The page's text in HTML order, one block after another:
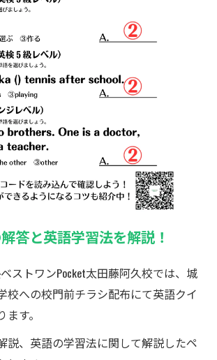
答と英語学習法を解説！
ベストワンPocket太田藤阿久校では、城
校への校門前チラシ配布にて英語クイ
す。
説、英語の学習法に関して解説したペ